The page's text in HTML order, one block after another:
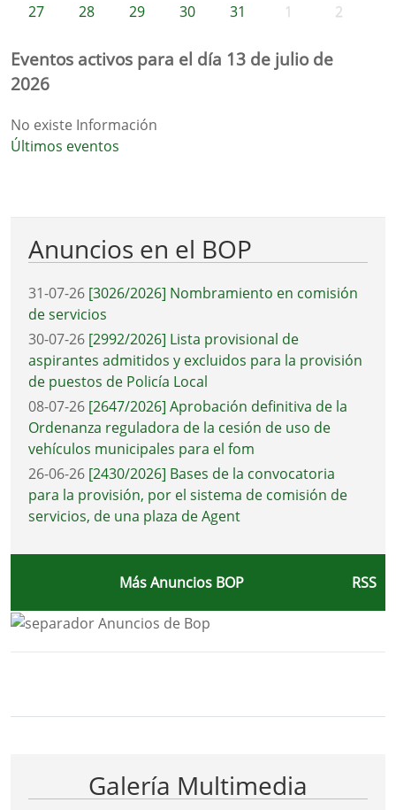
27
28 29 30 31 1 2
Eventos activos para el día 13 de julio de
2026
No existe Información
Últimos eventos
Anuncios en el BOP
31-07-26 [3026/2026] Nombramiento en comisión
de servicios
30-07-26 [2992/2026] Lista provisional de
aspirantes admitidos y excluidos para la provisión
de puestos de Policía Local
08-07-26 [2647/2026] Aprobación definitiva de la
Ordenanza reguladora de la cesión de uso de
vehículos municipales para el fom
26-06-26 [2430/2026] Bases de la convocatoria
para la provisión, por el sistema de comisión de
servicios, de una plaza de Agent
Más Anuncios BOP RSS
Galería Multimedia